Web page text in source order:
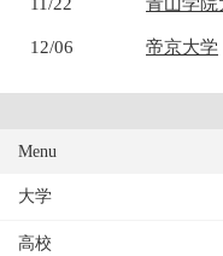
12/06 帝京大学
Menu
大学
高校